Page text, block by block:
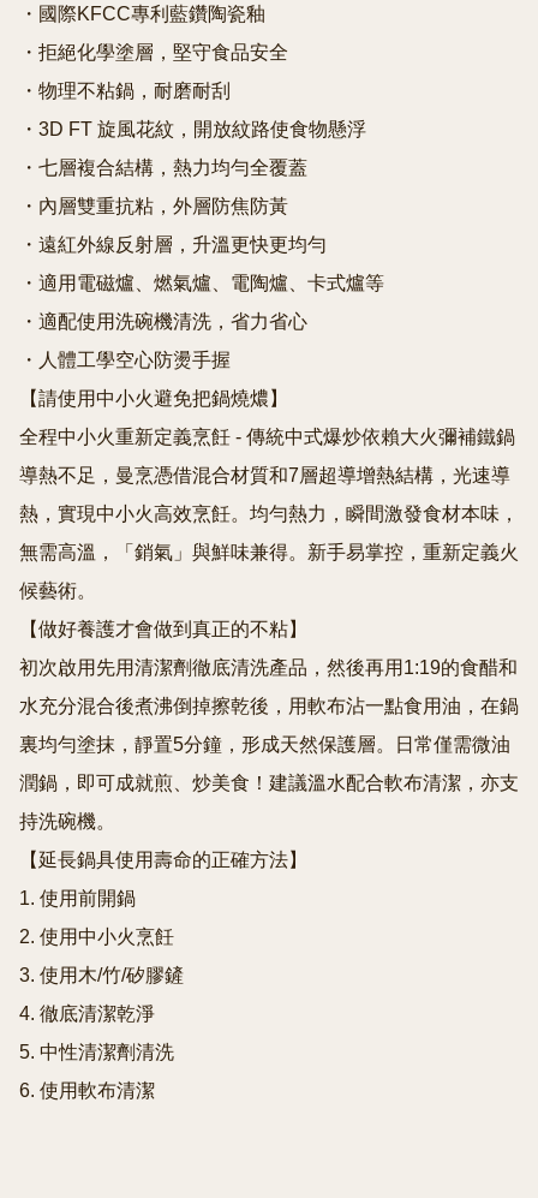
・國際KFCC專利藍鑽陶瓷釉
・拒絕化學塗層，堅守食品安全
・物理不粘鍋，耐磨耐刮
・3D FT 旋風花紋，開放紋路使食物懸浮
・七層複合結構，熱力均勻全覆蓋
・內層雙重抗粘，外層防焦防黃
・遠紅外線反射層，升溫更快更均勻
・適用電磁爐、燃氣爐、電陶爐、卡式爐等
・適配使用洗碗機清洗，省力省心
・人體工學空心防燙手握
【請使用中小火避免把鍋燒燶】
全程中小火重新定義烹飪 - 傳統中式爆炒依賴大火彌補鐵鍋
導熱不足，曼烹憑借混合材質和7層超導增熱結構，光速導
熱，實現中小火高效烹飪。均勻熱力，瞬間激發食材本味，
無需高溫，「銷氣」與鮮味兼得。新手易掌控，重新定義火
候藝術。
【做好養護才會做到真正的不粘】
初次啟用先用清潔劑徹底清洗產品，然後再用1:19的食醋和
水充分混合後煮沸倒掉擦乾後，用軟布沾一點食用油，在鍋
裏均勻塗抹，靜置5分鐘，形成天然保護層。日常僅需微油
潤鍋，即可成就煎、炒美食！建議溫水配合軟布清潔，亦支
持洗碗機。
【延長鍋具使用壽命的正確方法】
1. 使用前開鍋
2. 使用中小火烹飪
3. 使用木/竹/矽膠鏟
4. 徹底清潔乾淨
5. 中性清潔劑清洗
6. 使用軟布清潔